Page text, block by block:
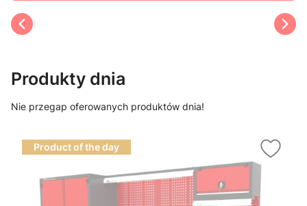
Produkty dnia
Nie przegap oferowanych produktów dnia!
Product of the day